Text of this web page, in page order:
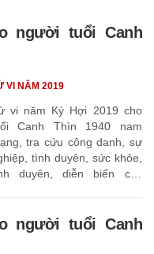
người tuổi Canh
vi năm Kỷ Hợi 2019 cho
Canh Thìn 1940 nam
tra cứu công danh, sự
tình duyên, sức khỏe,
duyên, diễn biến các
VI NĂM 2019
người tuổi Canh